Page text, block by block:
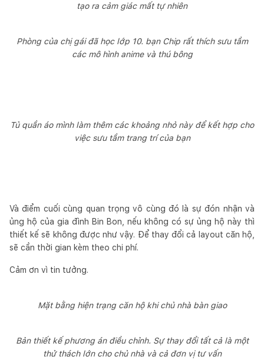
tạo ra cảm giác mất tự nhiên
Phòng của chị gái đã học lớp 10. bạn Chip rất thích sưu tầm
các mô hình anime và thú bông
Tủ quần áo mình làm thêm các khoảng nhỏ này để kết hợp cho
việc sưu tầm trang trí của bạn
Và điểm cuối cùng quan trọng vô cùng đó là sự đón nhận và
ủng hộ của gia đình Bin Bon, nếu không có sự ủng hộ này thì
thiết kế sẽ không được như vậy. Để thay đổi cả layout căn hộ,
sẽ cần thời gian kèm theo chi phí.
Cảm ơn vì tin tưởng.
Mặt bằng hiện trạng căn hộ khi chủ nhà bàn giao
Bản thiết kế phương án điều chỉnh. Sự thay đổi tất cả là một
thử thách lớn cho chủ nhà và cả đơn vị tư vấn